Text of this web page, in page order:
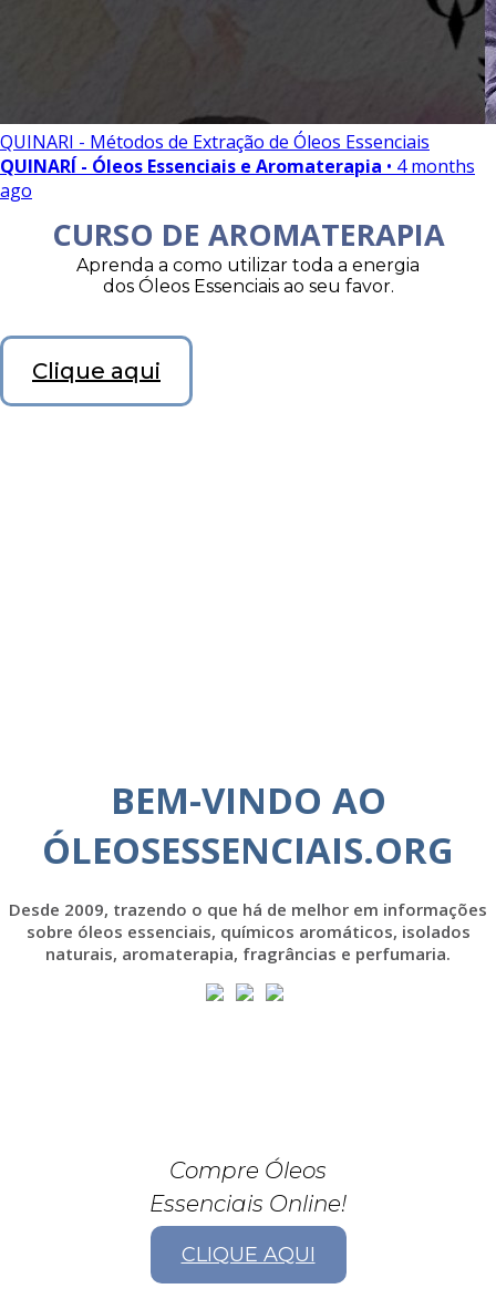
QUINARI - Métodos de Extração de Óleos Essenciais
QUINARÍ - Óleos Essenciais e Aromaterapia • 4 months
ago
CURSO DE AROMATERAPIA
Aprenda a como utilizar toda a energia
dos Óleos Essenciais ao seu favor.
Clique aqui
BEM-VINDO AO
ÓLEOSESSENCIAIS.ORG
Desde 2009, trazendo o que há de melhor em informações
sobre óleos essenciais, químicos aromáticos, isolados
naturais, aromaterapia, fragrâncias e perfumaria.
Compre Óleos
Essenciais Online!
CLIQUE AQUI